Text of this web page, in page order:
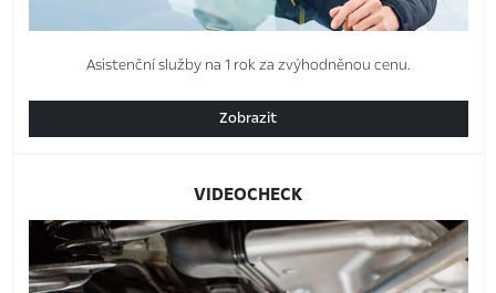
Asistenční služby na 1 rok za zvýhodněnou cenu.
Zobrazit
VIDEOCHECK